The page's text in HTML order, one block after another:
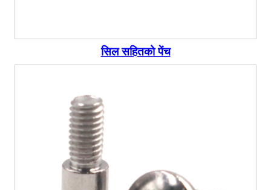
सिल सहितको पेंच